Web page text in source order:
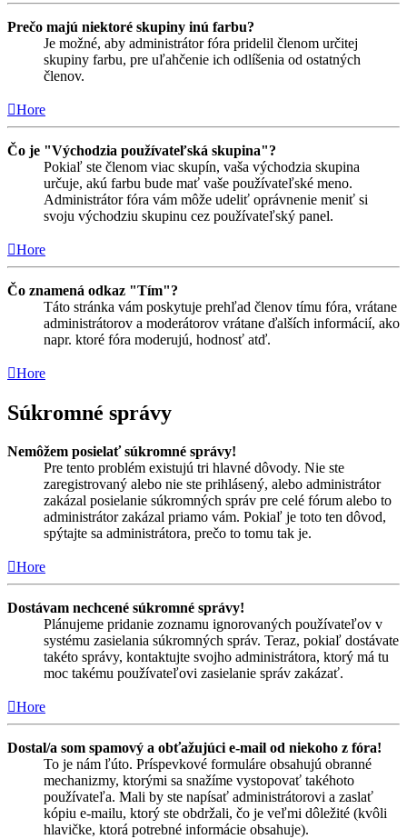
Prečo majú niektoré skupiny inú farbu?
Je možné, aby administrátor fóra pridelil členom určitej
skupiny farbu, pre uľahčenie ich odlíšenia od ostatných
členov.
Hore
Čo je "Východzia používateľská skupina"?
Pokiaľ ste členom viac skupín, vaša východzia skupina
určuje, akú farbu bude mať vaše používateľské meno.
Administrátor fóra vám môže udeliť oprávnenie meniť si
svoju východziu skupinu cez používateľský panel.
Hore
Čo znamená odkaz "Tím"?
Táto stránka vám poskytuje prehľad členov tímu fóra, vrátane
administrátorov a moderátorov vrátane ďalších informácií, ako
napr. ktoré fóra moderujú, hodnosť atď.
Hore
Súkromné správy
Nemôžem posielať súkromné správy!
Pre tento problém existujú tri hlavné dôvody. Nie ste
zaregistrovaný alebo nie ste prihlásený, alebo administrátor
zakázal posielanie súkromných správ pre celé fórum alebo to
administrátor zakázal priamo vám. Pokiaľ je toto ten dôvod,
spýtajte sa administrátora, prečo to tomu tak je.
Hore
Dostávam nechcené súkromné správy!
Plánujeme pridanie zoznamu ignorovaných používateľov v
systému zasielania súkromných správ. Teraz, pokiaľ dostávate
takéto správy, kontaktujte svojho administrátora, ktorý má tu
moc takému používateľovi zasielanie správ zakázať.
Hore
Dostal/a som spamový a obťažujúci e-mail od niekoho z fóra!
To je nám ľúto. Príspevkové formuláre obsahujú obranné
mechanizmy, ktorými sa snažíme vystopovať takéhoto
používateľa. Mali by ste napísať administrátorovi a zaslať
kópiu e-mailu, ktorý ste obdržali, čo je veľmi dôležité (kvôli
hlavičke, ktorá potrebné informácie obsahuje).